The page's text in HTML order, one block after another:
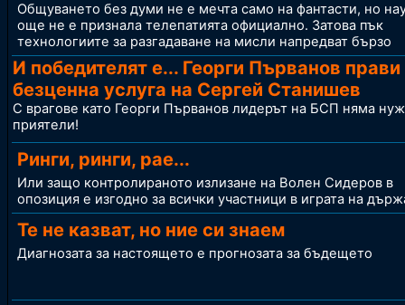
Общуването без думи не е мечта само на фантасти, но
още не е признала телепатията официално. Затова пък
технологиите за разгадаване на мисли напредват бързо
И победителят е... Георги Първанов прави
безценна услуга на Сергей Станишев
С врагове като Георги Първанов лидерът на БСП няма
приятели!
Ринги, ринги, рае...
Или защо контролираното излизане на Волен Сидеров в
опозиция е изгодно за всички участници в играта на
Те не казват, но ние си знаем
Диагнозата за настоящето е прогнозата за бъдещето